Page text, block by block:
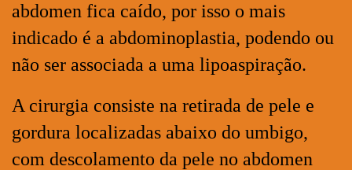
abdomen fica caído, por isso o mais
indicado é a abdominoplastia, podendo ou
não ser associada a uma lipoaspiração.
A cirurgia consiste na retirada de pele e
gordura localizadas abaixo do umbigo,
com descolamento da pele no abdomen